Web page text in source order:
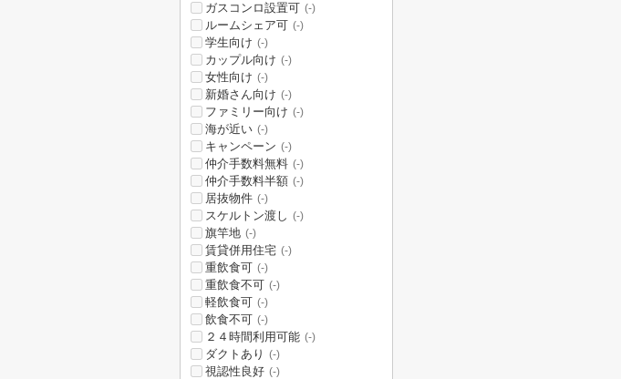
ガスコンロ設置可 (-)
ルームシェア可 (-)
学生向け (-)
カップル向け (-)
女性向け (-)
新婚さん向け (-)
ファミリー向け (-)
海が近い (-)
キャンペーン (-)
仲介手数料無料 (-)
仲介手数料半額 (-)
居抜物件 (-)
スケルトン渡し (-)
旗竿地 (-)
賃貸併用住宅 (-)
重飲食可 (-)
重飲食不可 (-)
軽飲食可 (-)
飲食不可 (-)
２４時間利用可能 (-)
ダクトあり (-)
視認性良好 (-)